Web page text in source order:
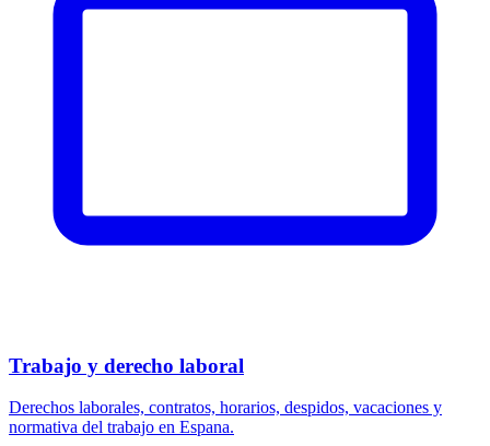
Trabajo y derecho laboral
Derechos laborales, contratos, horarios, despidos, vacaciones y
normativa del trabajo en Espana.